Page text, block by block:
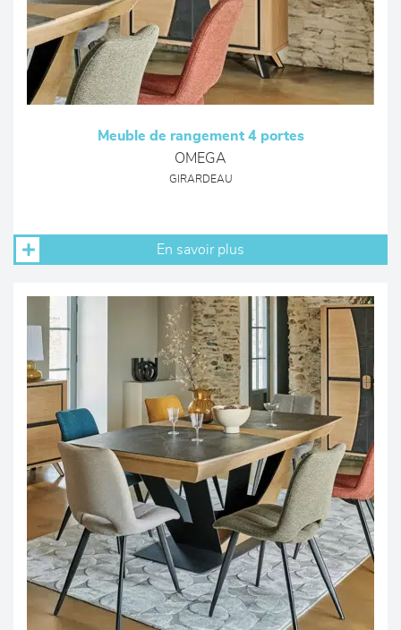
Meuble de rangement 4 portes
OMEGA
GIRARDEAU
En savoir plus